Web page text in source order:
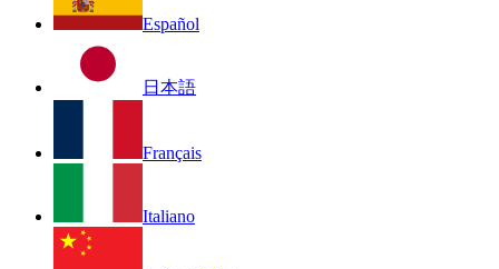
Español
日本語
Français
Italiano